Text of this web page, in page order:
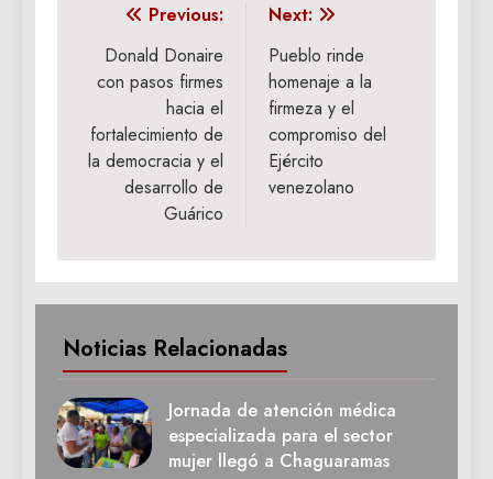
Navegación
de
entradas
Previous:
Donald Donaire
con pasos firmes
hacia el
fortalecimiento de
la democracia y el
desarrollo de
Guárico
Next:
Pueblo rinde
homenaje a la
firmeza y el
compromiso del
Ejército
venezolano
Noticias Relacionadas
Jornada de atención médica
especializada para el sector
mujer llegó a Chaguaramas